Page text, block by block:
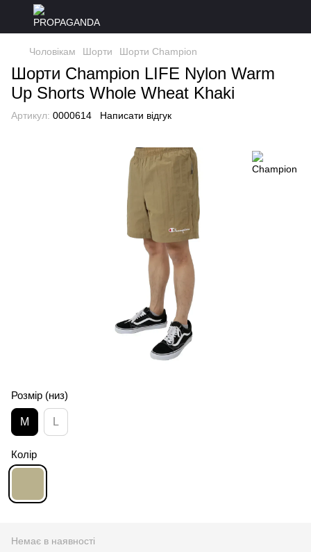
Чоловікам Шорти Шорти Champion
Шорти Champion LIFE Nylon Warm
Up Shorts Whole Wheat Khaki
Артикул: 0000614 Написати відгук
Розмір (низ)
M L
Колір
Немає в наявності